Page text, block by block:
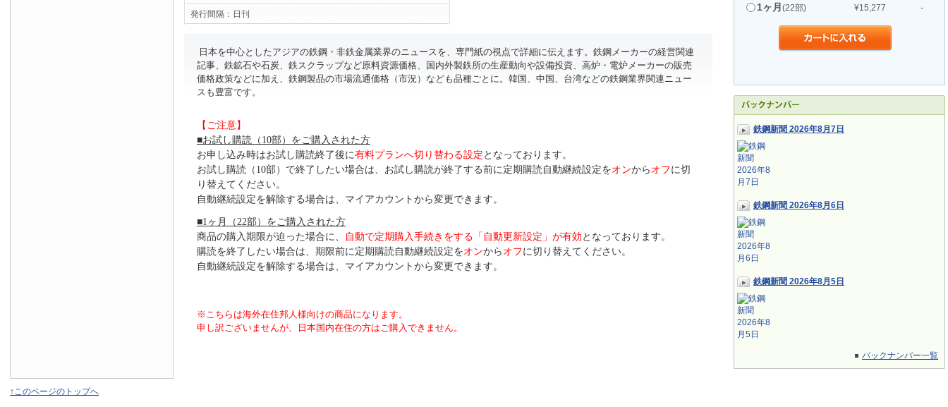
1ヶ月 (22部) ¥15,277 -
鉄鋼新聞 2026年8月7日
鉄鋼新聞 2026年8月6日
鉄鋼新聞 2026年8月5日
バックナンバー一覧
発行間隔： 日刊
日本を中心としたアジアの鉄鋼・非鉄金属業界のニュースを、専門紙の視点で詳細に伝えます。鉄鋼メーカーの経営関連
記事、鉄鉱石や石炭、鉄スクラップなど原料資源価格、国内外製鉄所の生産動向や設備投資、高炉・電炉メーカーの販売
価格政策などに加え、鉄鋼製品の市場流通価格（市況）なども品種ごとに。韓国、中国、台湾などの鉄鋼業界関連ニュー
スも豊富です。
【ご注意】
■お試し購読（10部）をご購入された方
お申し込み時はお試し購読終了後に有料プランへ切り替わる設定となっております。
お試し購読（10部）で終了したい場合は、お試し購読が終了する前に定期購読自動継続設定をオンからオフに切
り替えてください。
自動継続設定を解除する場合は、マイアカウントから変更できます。
■1ヶ月（22部）をご購入された方
商品の購入期限が迫った場合に、
自動で定期購入手続きをする「自動更新設定」が有効となっております。
購読を終了したい場合は、期限前に定期購読自動継続設定をオンからオフに切り替えてください。
自動継続設定を解除する場合は、マイアカウントから変更できます。
※こちらは海外在住邦人様向けの商品になります。
申し訳ございませんが、日本国内在住の方はご購入できません。
↑このページのトップへ